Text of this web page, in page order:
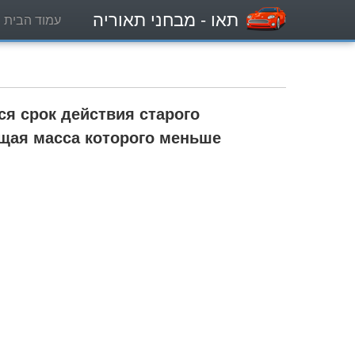
תאו - מבחני תאוריה עמוד הבית
срок действия старого
масса которого меньше